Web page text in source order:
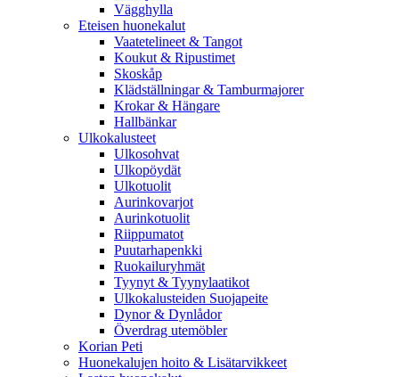
Vägghylla
Eteisen huonekalut
Vaatetelineet & Tangot
Koukut & Ripustimet
Skoskåp
Klädställningar & Tamburmajorer
Krokar & Hängare
Hallbänkar
Ulkokalusteet
Ulkosohvat
Ulkopöydät
Ulkotuolit
Aurinkovarjot
Aurinkotuolit
Riippumatot
Puutarhapenkki
Ruokailuryhmät
Tyynyt & Tyynylaatikot
Ulkokalusteiden Suojapeite
Dynor & Dynlådor
Överdrag utemöbler
Korian Peti
Huonekalujen hoito & Lisätarvikkeet